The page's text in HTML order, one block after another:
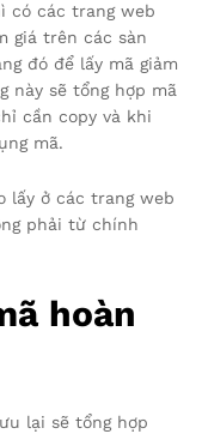
có các trang web
giá trên các sàn
đó để lấy mã giảm
này sẽ tổng hợp mã
cần copy và khi
mã.
lấy ở các trang web
phải từ chính
hoàn
lại sẽ tổng hợp